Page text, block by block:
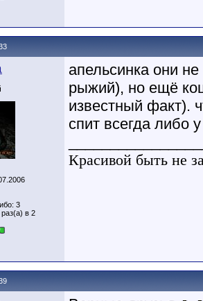
3
в 2
апельсинка они
рыжий), но ещё
известный факт).
спит всегда либо
Красивой быть не